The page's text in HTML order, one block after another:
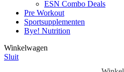
ESN Combo Deals
Pre Workout
Sportsupplementen
Bye! Nutrition
Winkelwagen
Sluit